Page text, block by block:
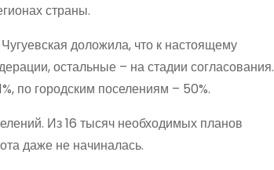
страны.
доложила, что к настоящему
остальные – на стадии согласования.
по городским поселениям – 50%.
Из 16 тысяч необходимых планов
даже не начиналась.